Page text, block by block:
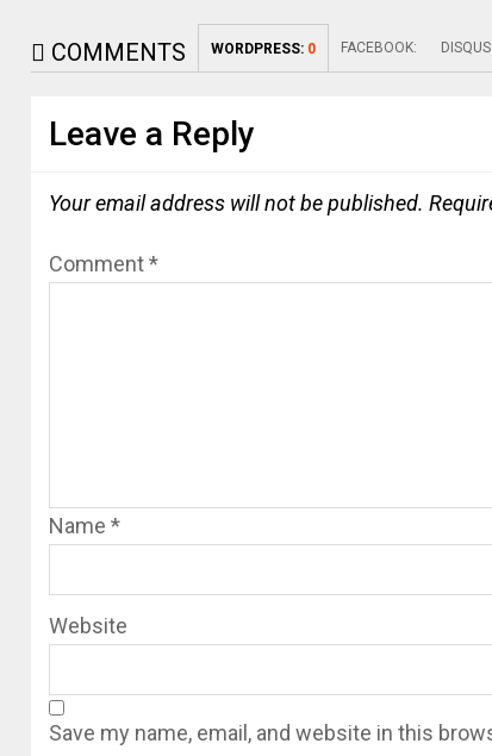
COMMENTS WORDPRESS: 0 FACEBOOK: DISQUS:
Leave a Reply
Your email address will not be published.
Comment*
Name*
Website
Save my name, email, and website in this